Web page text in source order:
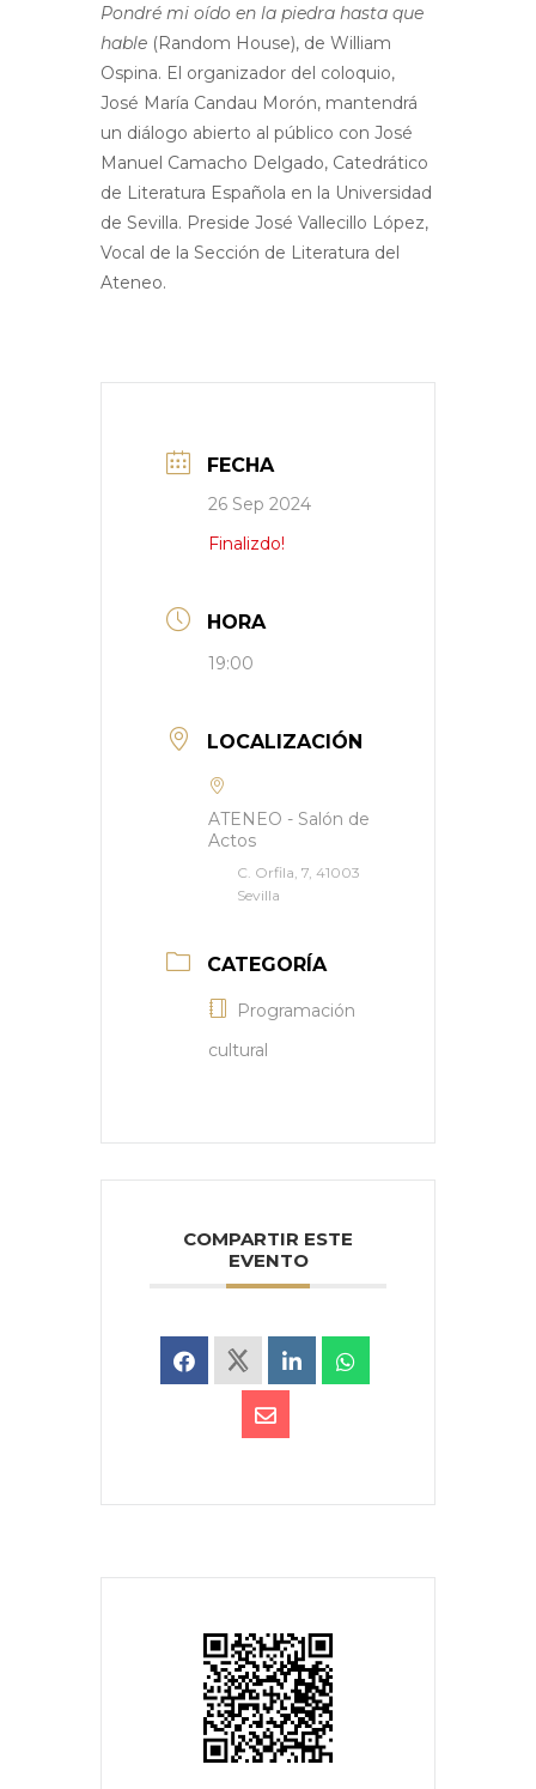
Pondré mi oído en la piedra hasta que
hable (Random House), de William
Ospina. El organizador del coloquio,
José María Candau Morón, mantendrá
un diálogo abierto al público con José
Manuel Camacho Delgado, Catedrático
de Literatura Española en la Universidad
de Sevilla. Preside José Vallecillo López,
Vocal de la Sección de Literatura del
Ateneo.
FECHA
26 Sep 2024
Finalizdo!
HORA
19:00
LOCALIZACIÓN
ATENEO - Salón de
Actos
C. Orfila, 7, 41003
Sevilla
CATEGORÍA
Programación
cultural
COMPARTIR ESTE
EVENTO